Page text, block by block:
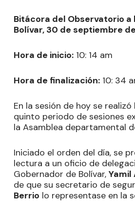
Bitácora del Observatorio a
Bolívar, 30 de septiembre
Hora de inicio: 10: 14 am
Hora de finalización: 10: 34
En la sesión de hoy se realizó
quinto periodo de sesiones
la Asamblea departamental
Iniciado el orden del día, se
lectura a un oficio de
Gobernador de Bolívar, Yamil
de que su secretario de
Berrio lo representase en la